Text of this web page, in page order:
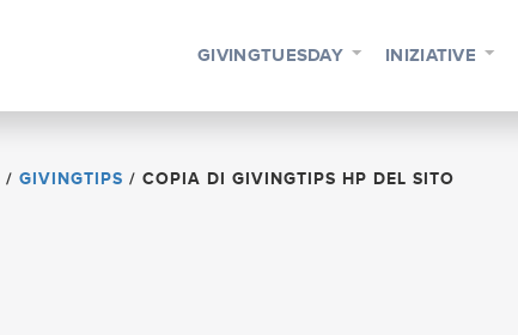
GIVINGTUESDAY INIZIATIVE
/ GIVINGTIPS / COPIA DI GIVINGTIPS HP DEL SITO